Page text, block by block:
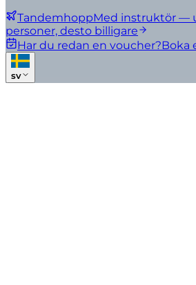
TandemhoppMed instruktör —
personer, desto billigare
Har du redan en voucher?Boka
sv